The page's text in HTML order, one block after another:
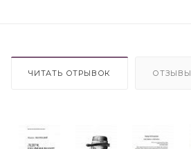
ЧИТАТЬ ОТРЫВОК ОТЗЫВЫ